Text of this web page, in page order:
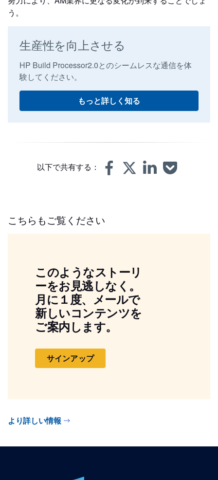
う。
生産性を向上させる
HP Build Processor2.0とのシームレスな通信を体
験してください。
もっと詳しく知る
以下で共有する：
こちらもご覧ください
このようなストーリ
ーをお見逃しなく。
月に１度、メールで
新しいコンテンツを
ご案内します。
サインアップ
より詳しい情報